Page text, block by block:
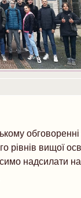
обговоренні
вищої
надсилати